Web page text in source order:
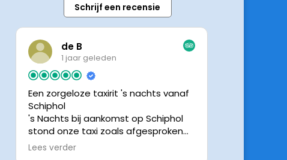
Schrijf een recensie
de B
1 jaar geleden
Een zorgeloze taxirit 's nachts vanaf
Schiphol
's Nachts bij aankomst op Schiphol
stond onze taxi zoals afgesproken
keurig te wachten. Dankzij de goede
Lees verder